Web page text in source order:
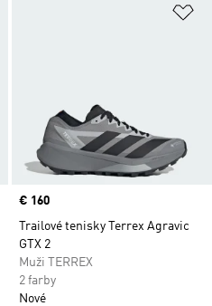
Pridať do zoznamu želaných
Price
€ 160
Trailové tenisky Terrex Agravic
GTX 2
Muži TERREX
2 farby
Nové